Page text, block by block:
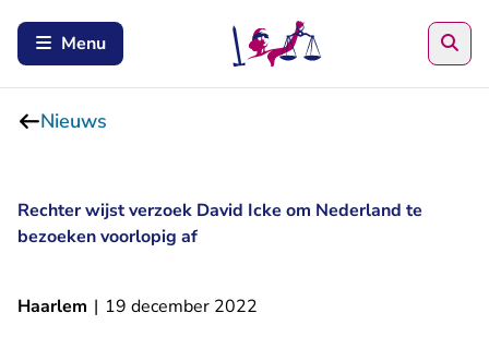
Menu
Nieuws
Rechter wijst verzoek David Icke om Nederland te
bezoeken voorlopig af
Haarlem | 19 december 2022